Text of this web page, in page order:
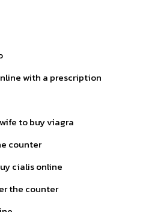
with a prescription
to buy viagra
counter
cialis online
the counter